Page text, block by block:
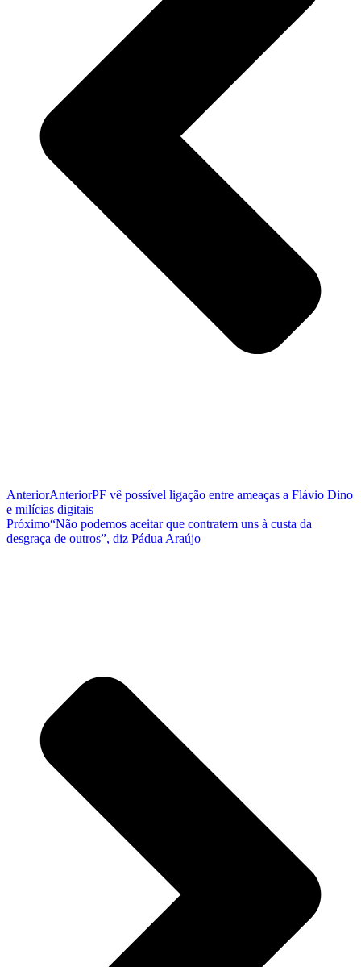
AnteriorAnteriorPF vê possível ligação entre ameaças a Flávio Dino
e milícias digitais
Próximo“Não podemos aceitar que contratem uns à custa da
desgraça de outros”, diz Pádua Araújo